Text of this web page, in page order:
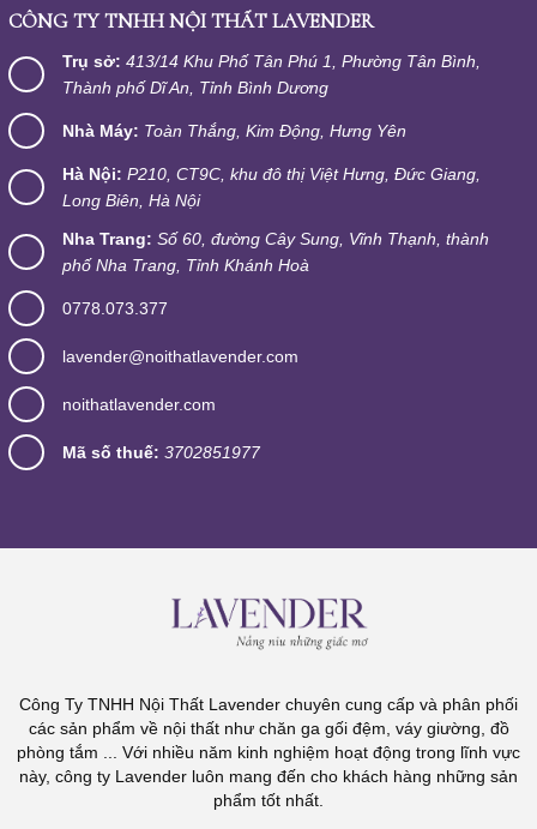
CÔNG TY TNHH NỘI THẤT LAVENDER
Trụ sở: 413/14 Khu Phố Tân Phú 1, Phường Tân Bình,
Thành phố Dĩ An, Tỉnh Bình Dương
Nhà Máy: Toàn Thắng, Kim Động, Hưng Yên
Hà Nội: P210, CT9C, khu đô thị Việt Hưng, Đức Giang,
Long Biên, Hà Nội
Nha Trang: Số 60, đường Cây Sung, Vĩnh Thạnh, thành
phố Nha Trang, Tỉnh Khánh Hoà
0778.073.377
lavender@noithatlavender.com
noithatlavender.com
Mã số thuế: 3702851977
Công Ty TNHH Nội Thất Lavender chuyên cung cấp và phân phối
các sản phẩm về nội thất như chăn ga gối đệm, váy giường, đồ
phòng tắm ... Với nhiều năm kinh nghiệm hoạt động trong lĩnh vực
này, công ty Lavender luôn mang đến cho khách hàng những sản
phẩm tốt nhất.